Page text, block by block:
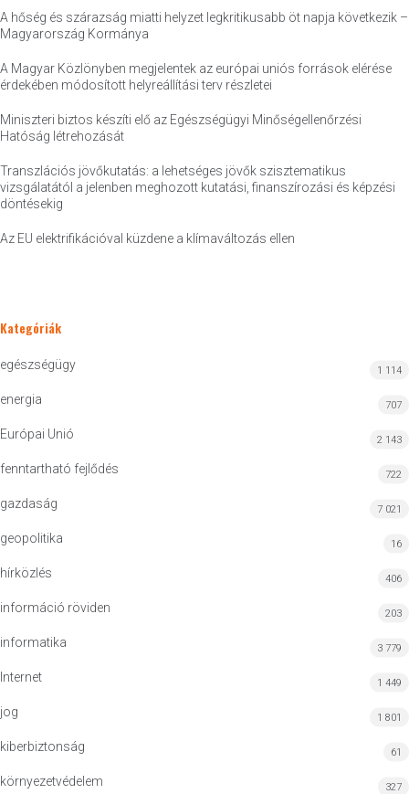
A hőség és szárazság miatti helyzet legkritikusabb öt napja következik –
Magyarország Kormánya
A Magyar Közlönyben megjelentek az európai uniós források elérése
érdekében módosított helyreállítási terv részletei
Miniszteri biztos készíti elő az Egészségügyi Minőségellenőrzési
Hatóság létrehozását
Transzlációs jövőkutatás: a lehetséges jövők szisztematikus
vizsgálatától a jelenben meghozott kutatási, finanszírozási és képzési
döntésekig
Az EU elektrifikációval küzdene a klímaváltozás ellen
Kategóriák
egészségügy 1 114
energia 707
Európai Unió 2 143
fenntartható fejlődés 722
gazdaság 7 021
geopolitika 16
hírközlés 406
információ röviden 203
informatika 3 779
Internet 1 449
jog 1 801
kiberbiztonság 61
környezetvédelem 327